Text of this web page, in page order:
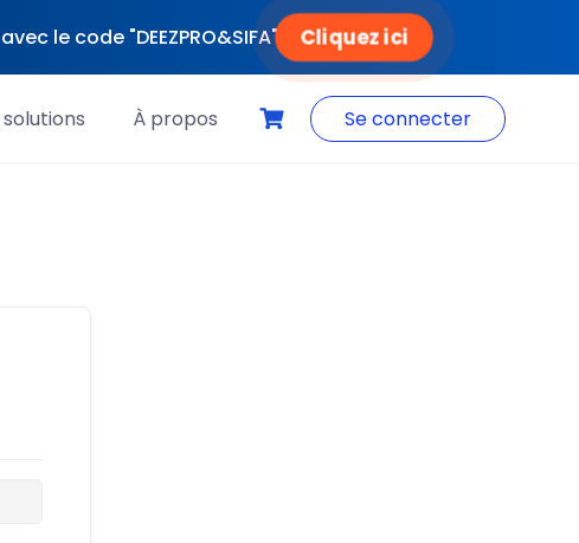
le code "DEEZPRO&SIFA" Cliquez ici
solutions À propos Se connecter